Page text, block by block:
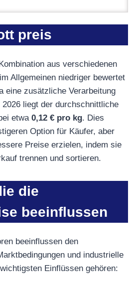
preis
aus verschiedenen
Allgemeinen niedriger bewertet
eine zusätzliche Verarbeitung
liegt der durchschnittliche
etwa 0,12 € pro kg. Dies
Option für Käufer, aber
Preise erzielen, indem sie
trennen und sortieren.
die
beeinflussen
beeinflussen den
und industrielle
Einflüssen gehören: